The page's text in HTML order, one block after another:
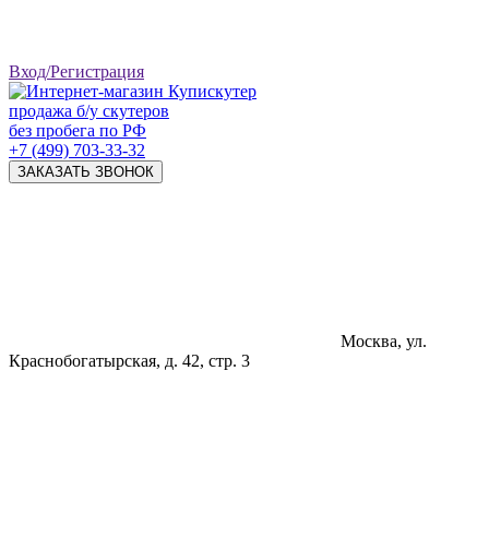
Вход/Регистрация
продажа б/у скутеров
без пробега по РФ
+7 (499) 703-33-32
ЗАКАЗАТЬ ЗВОНОК
Москва, ул.
Краснобогатырская, д. 42, стр. 3